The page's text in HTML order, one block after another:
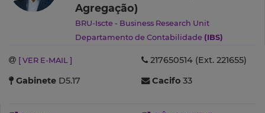
Agregação)
BRU-Iscte - Business Research Unit
Departamento de Contabilidade (IBS)
[ VER E-MAIL ]
217650514 (Ext. 221655)
Gabinete D5.17 Cacifo 33